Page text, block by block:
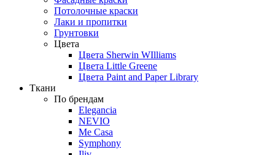
Потолочные краски
Лаки и пропитки
Грунтовки
Цвета
Цвета Sherwin WIlliams
Цвета Little Greene
Цвета Paint and Paper Library
Ткани
По брендам
Elegancia
NEVIO
Me Casa
Symphony